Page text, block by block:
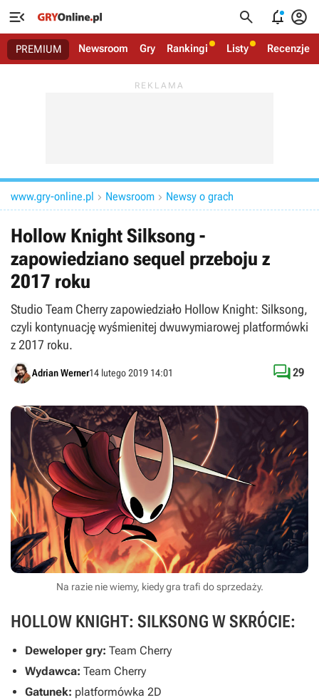
   
PREMIUM Newsroom Gry Rankingi Listy Recenzje
www.gry-online.pl  Newsroom  Newsy o grach
Hollow Knight Silksong -
zapowiedziano sequel przeboju z
2017 roku
Studio Team Cherry zapowiedziało Hollow Knight: Silksong,
czyli kontynuację wyśmienitej dwuwymiarowej platformówki
z 2017 roku.
Adrian Werner14 lutego 2019 14:01 29
Na razie nie wiemy, kiedy gra trafi do sprzedaży.
HOLLOW KNIGHT: SILKSONG W SKRÓCIE:
Deweloper gry: Team Cherry
Wydawca: Team Cherry
Gatunek: platformówka 2D